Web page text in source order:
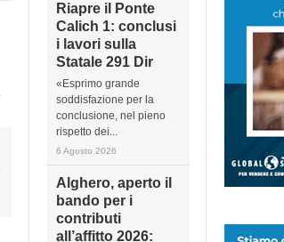
Riapre il Ponte
Calich 1: conclusi
i lavori sulla
Statale 291 Dir
«Esprimo grande
soddisfazione per la
conclusione, nel pieno
rispetto dei...
6 Agosto 2026
Alghero, aperto il
bando per i
contributi
all’affitto 2026: